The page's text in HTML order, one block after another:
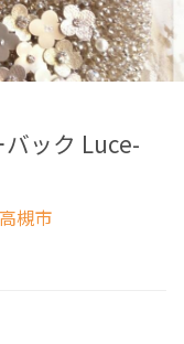
ック Luce-
槻市